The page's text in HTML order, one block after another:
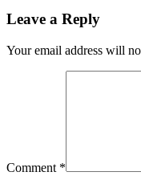
Leave a Reply
Your email address will
Comment *